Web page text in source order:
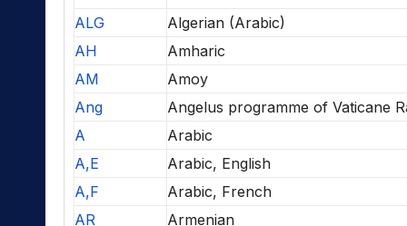
ALG
Algerian (Arabic)
AH
Amharic
AM
Amoy
Ang
Angelus programme of Vaticane
A
Arabic
A,E
Arabic, English
A,F
Arabic, French
AR
Armenian